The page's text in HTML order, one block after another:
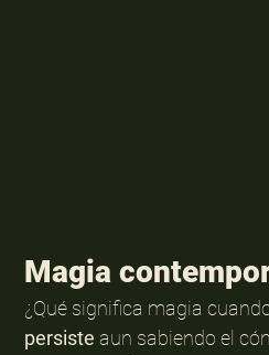
Magia
¿Qué significa magia
persiste aun sabiendo el